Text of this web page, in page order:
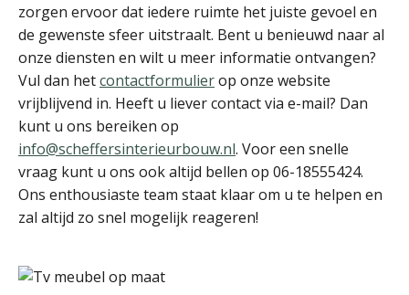
zorgen ervoor dat iedere ruimte het juiste gevoel en
de gewenste sfeer uitstraalt. Bent u benieuwd naar al
onze diensten en wilt u meer informatie ontvangen?
Vul dan hetcontactformulierop onze website
vrijblijvend in. Heeft u liever contact via e-mail? Dan
kunt u ons bereiken op
info@scheffersinterieurbouw.nl. Voor een snelle
vraag kunt u ons ook altijd bellen op 06-18555424.
Ons enthousiaste team staat klaar om u te helpen en
zal altijd zo snel mogelijk reageren!